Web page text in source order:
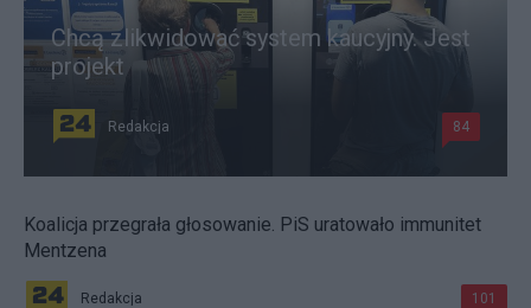
Chcą zlikwidować system kaucyjny. Jest
projekt
Redakcja 84
Koalicja przegrała głosowanie. PiS uratowało immunitet
Mentzena
Redakcja 101